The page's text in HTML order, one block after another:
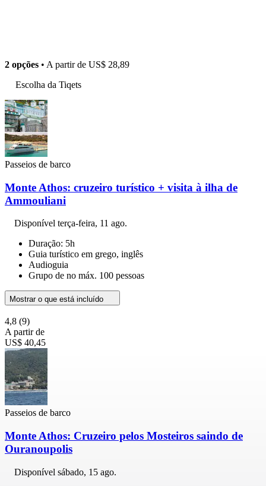
2 opções • A partir de US$ 28,89
Escolha da Tiqets
Passeios de barco
Monte Athos: cruzeiro turístico + visita à ilha de
Ammouliani
Disponível terça-feira, 11 ago.
Duração: 5h
Guia turístico em grego, inglês
Audioguia
Grupo de no máx. 100 pessoas
Mostrar o que está incluído
4,8 (9)
A partir de
US$ 40,45
Passeios de barco
Monte Athos: Cruzeiro pelos Mosteiros saindo de
Ouranoupolis
Disponível sábado, 15 ago.